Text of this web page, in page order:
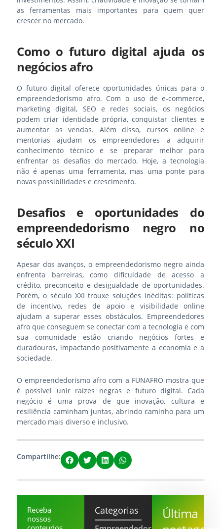
as ferramentas mais importantes para quem quer
crescer no mercado.
Como o futuro digital ajuda os
negócios afro
O futuro digital oferece oportunidades únicas para o
empreendedorismo afro. Com o uso de e-commerce,
marketing digital, SEO e redes sociais, os negócios
podem criar identidade própria, conquistar clientes e
aumentar as vendas. Além disso, cursos online e
mentorias ajudam os empreendedores a adquirir
conhecimento técnico e se preparar melhor para
enfrentar os desafios do mercado. Hoje, a tecnologia
não é apenas uma ferramenta, mas uma ponte para
novas possibilidades e crescimento.
Desafios e oportunidades do
empreendedorismo negro no
século XXI
Apesar dos avanços, o empreendedorismo negro ainda
enfrenta barreiras, como dificuldade de acesso a
crédito, preconceito e desigualdade de oportunidades.
Porém, o século XXI trouxe soluções inéditas: políticas
de incentivo, redes de apoio e visibilidade online
ajudam a superar esses obstáculos. Empreendedores
afro que conseguem se conectar com a tecnologia e com
sua comunidade estão criando negócios fortes e
duradouros, impactando positivamente a economia e a
sociedade.
O empreendedorismo afro com a FUNAFRO mostra que
é possível unir raízes negras e futuro digital. Cada
negócio é uma prova de que inovação, cultura e
resiliência caminham juntas, abrindo caminho para um
mercado mais diverso e inclusivo.
Compartilhe:
Receba
nossos
Categorias
Última